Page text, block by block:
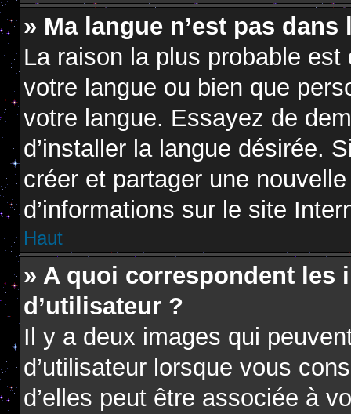
» Ma langue n’est pas dans
La raison la plus probable est
votre langue ou bien que
votre langue. Essayez de
d’installer la langue désirée.
créer et partager une
d’informations sur le site
Haut
» A quoi correspondent les
d’utilisateur ?
Il y a deux images qui
d’utilisateur lorsque vous
d’elles peut être associée à